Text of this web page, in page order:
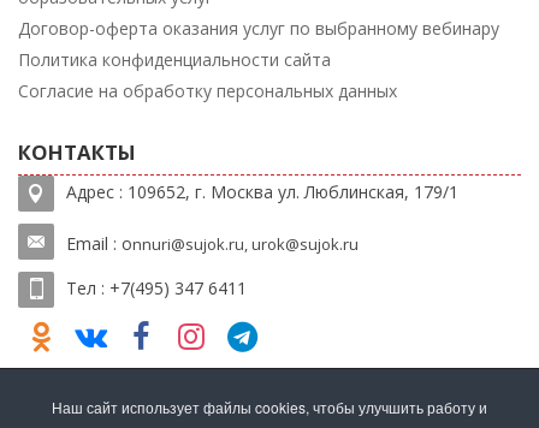
Договор-оферта оказания услуг по выбранному вебинару
Политика конфиденциальности сайта
Согласие на обработку персональных данных
КОНТАКТЫ
Адрес : 109652, г. Москва ул. Люблинская, 179/1
Email : onnuri@sujok.ru, urok@sujok.ru
Тел : +7(495) 347 6411
Наш сайт использует файлы cookies, чтобы улучшить работу и